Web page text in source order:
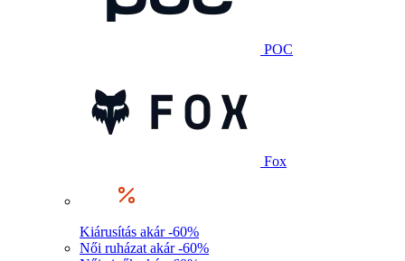
POC
Fox
Kiárusítás akár -60%
Női ruházat akár -60%